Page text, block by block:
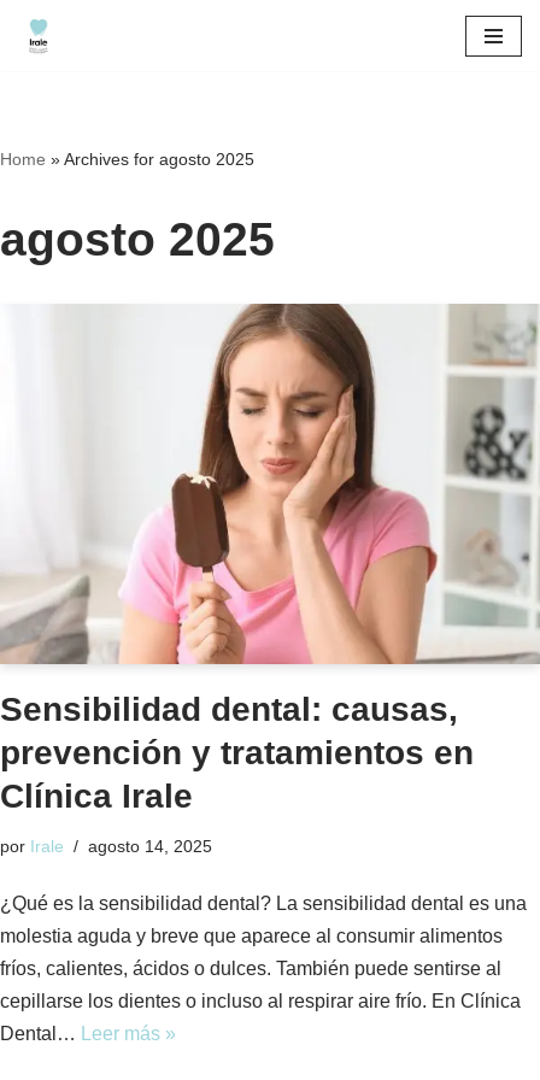
Home »Archives for agosto 2025
agosto 2025
Sensibilidad dental: causas,
prevención y tratamientos en
Clínica Irale
por Irale agosto 14, 2025
¿Qué es la sensibilidad dental? La sensibilidad dental es una
molestia aguda y breve que aparece al consumir alimentos
fríos, calientes, ácidos o dulces. También puede sentirse al
cepillarse los dientes o incluso al respirar aire frío. En Clínica
Dental…
Leer más »